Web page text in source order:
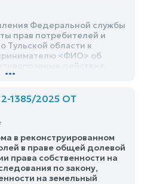
Федеральной службы
прав потребителей и
Тульской области к
<ФИО> об
...
1385/2025 ОТ
в реконструированном
в праве общей долевой
права собственности на
по закону,
на земельный